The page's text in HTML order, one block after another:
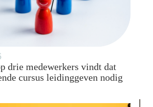
drie medewerkers vindt dat
cursus leidinggeven nodig